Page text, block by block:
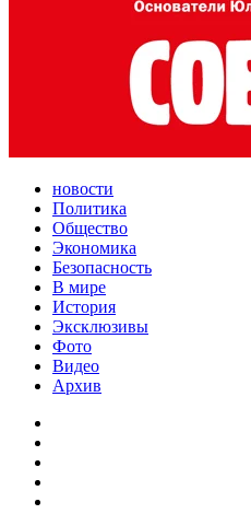
новости
Политика
Общество
Экономика
Безопасность
В мире
История
Эксклюзивы
Фото
Видео
Архив